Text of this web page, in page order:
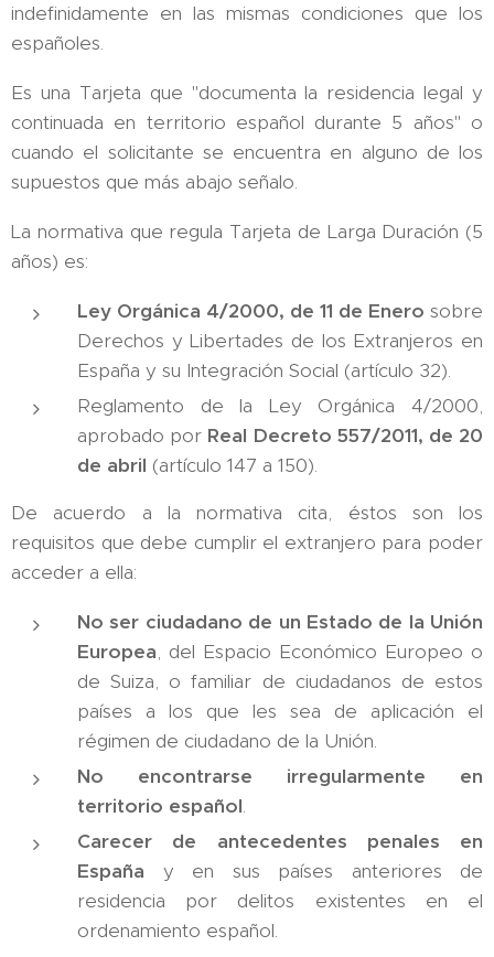
indefinidamente en las mismas condiciones que los
españoles.
Es una Tarjeta que "documenta la residencia legal y
continuada en territorio español durante 5 años" o
cuando el solicitante se encuentra en alguno de los
supuestos que más abajo señalo.
La normativa que regula Tarjeta de Larga Duración (5
años) es:
Ley Orgánica 4/2000, de 11 de Enero sobre
Derechos y Libertades de los Extranjeros en
España y su Integración Social (artículo 32).
Reglamento de la Ley Orgánica 4/2000,
aprobado por Real Decreto 557/2011, de 20
de abril (artículo 147 a 150).
De acuerdo a la normativa cita, éstos son los
requisitos que debe cumplir el extranjero para poder
acceder a ella:
No ser ciudadano de un Estado de la Unión
Europea, del Espacio Económico Europeo o
de Suiza, o familiar de ciudadanos de estos
países a los que les sea de aplicación el
régimen de ciudadano de la Unión.
No encontrarse irregularmente en
territorio español.
Carecer de antecedentes penales en
España y en sus países anteriores de
residencia por delitos existentes en el
ordenamiento español.